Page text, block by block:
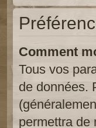
Comment
Tous vos
de données.
permettra de